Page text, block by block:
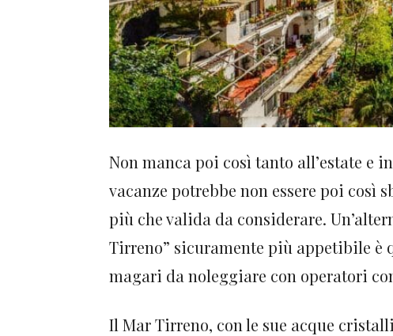
Non manca poi così tanto all’estate e
vacanze potrebbe non essere poi così
più che valida da considerare.
Tirreno” sicuramente più appetibile è
magari da noleggiare con operatori
Il Mar Tirreno, con le sue acque